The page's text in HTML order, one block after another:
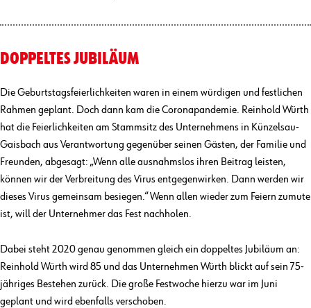
DOPPELTES JUBILÄUM
Die Geburtstagsfeierlichkeiten waren in einem würdigen und festlichen
Rahmen geplant. Doch dann kam die Coronapandemie. Reinhold Würth
hat die Feierlichkeiten am Stammsitz des Unternehmens in Künzelsau-
Gaisbach aus Verantwortung gegenüber seinen Gästen, der Familie und
Freunden, abgesagt: „Wenn alle ausnahmslos ihren Beitrag leisten,
können wir der Verbreitung des Virus entgegenwirken. Dann werden wir
dieses Virus gemeinsam besiegen.“ Wenn allen wieder zum Feiern zumute
ist, will der Unternehmer das Fest nachholen.
Dabei steht 2020 genau genommen gleich ein doppeltes Jubiläum an:
Reinhold Würth wird 85 und das Unternehmen Würth blickt auf sein 75-
jähriges Bestehen zurück. Die große Festwoche hierzu war im Juni
geplant und wird ebenfalls verschoben.